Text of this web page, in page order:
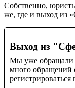
Собственно,
же, где и выход из
Выход из
Мы уже обращали
много обращений